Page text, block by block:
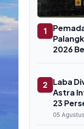
1
2026
2
Laba
Astra
23
05